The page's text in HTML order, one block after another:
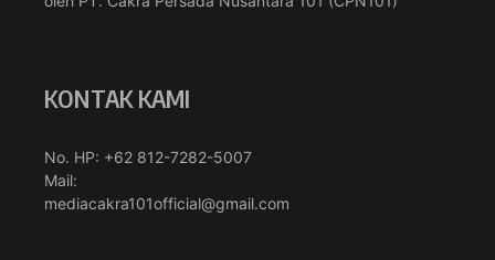
KONTAK KAMI
No. HP: +62 812-7282-5007
Mail:
mediacakra101official@gmail.com